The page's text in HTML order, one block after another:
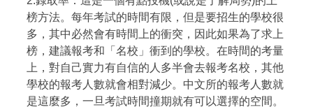
榜方法。每年考試的時間有限，但是要招生的學校很
多，其中必然會有時間上的衝突，因此如果為了求上
榜，建議報考和「名校」衝到的學校。在時間的考量
上，對自己實力有自信的人多半會去報考名校，其他
學校的報考人數就會相對減少。中文所的報考人數就
是這麼多，一旦考試時間撞期就有可以選擇的空間。